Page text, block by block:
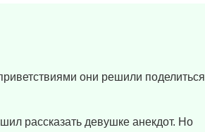
они решили поделиться
рассказать девушке анекдот. Но